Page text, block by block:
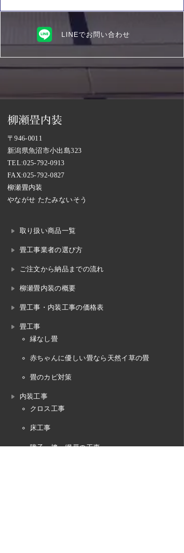
LINEでお問い合わせ
〒946-0011
新潟県魚沼市小出島323
TEL:025-792-0913
FAX:025-792-0827
柳瀬畳内装
やながせ たたみないそう
取り扱い商品一覧
畳工事業者の選び方
ご注文から納品までの流れ
柳瀬畳内装の概要
畳工事・内装工事の価格表
畳工事
縁なし畳
赤ちゃんに優しい畳なら天然イ草の畳
畳のカビ対策
内装工事
クロス工事
床工事
障子・襖・網戸の工事